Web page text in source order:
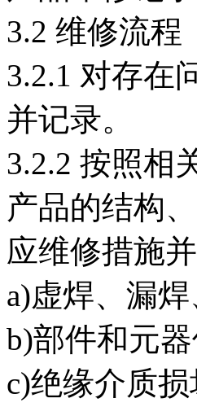
3.2 维修流程
3.2.1 对存在
并记录。
3.2.2 按照相
产品的结构
应维修措施
a)虚焊、漏
b)部件和元
c)绝缘介质